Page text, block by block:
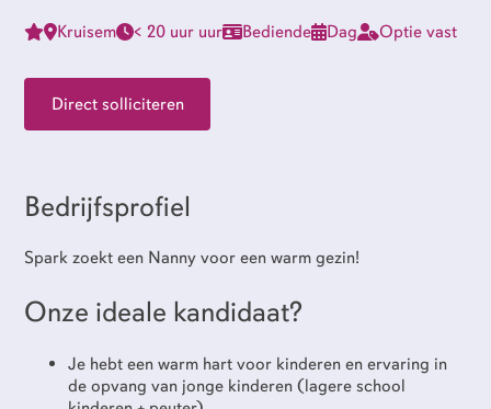
Kruisem < 20 uur uur Bediende Dag Optie vast
Direct solliciteren
Bedrijfsprofiel
Spark zoekt een Nanny voor een warm gezin!
Onze ideale kandidaat?
Je hebt een warm hart voor kinderen en ervaring in
de opvang van jonge kinderen (lagere school
E-mail
dienstverband